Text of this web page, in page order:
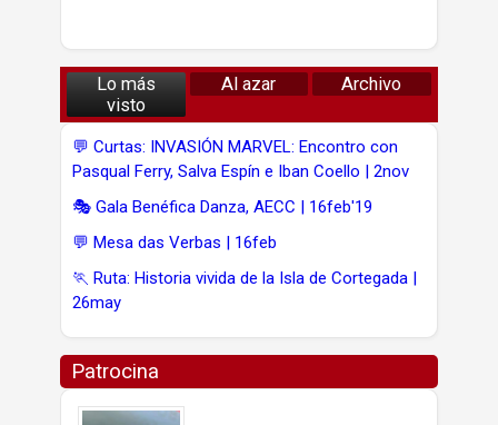
Lo más
visto
Al azar Archivo
💬 Curtas: INVASIÓN MARVEL: Encontro con
Pasqual Ferry, Salva Espín e Iban Coello | 2nov
🎭 Gala Benéfica Danza, AECC | 16feb'19
💬 Mesa das Verbas | 16feb
🏃 Ruta: Historia vivida de la Isla de Cortegada |
26may
Patrocina